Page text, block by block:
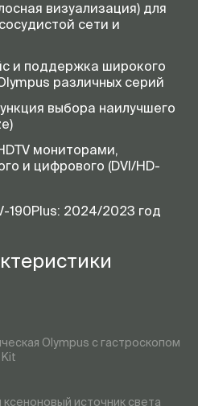
визуализация) для
сети и
и поддержка широкого
различных серий
выбора наилучшего
мониторами,
и цифрового (DVI/HD-
190Plus: 2024/2023 год
Olympus с гастроскопом
источник света